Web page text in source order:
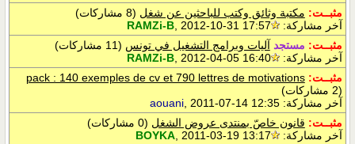
مثبــت: مكتبة وثائق وكتب للباحثين عن شغل (8 مشاركات)
آخر مشاركة:
RAMZi-B, 2012-10-31 17:57
مثبــت: مستجد آليات وبرامج التشغيل في تونس (11 مشاركات)
آخر مشاركة:
RAMZi-B, 2012-04-05 16:40
مثبــت: pack : 140 exemples de cv et 790 lettres de motivations
(2 مشاركات)
آخر مشاركة:
aouani, 2011-07-14 12:35
مثبــت: قانون خاصّ بمنتدى عروض الشغل (0 مشاركات)
آخر مشاركة:
BOYKA, 2011-03-19 13:17